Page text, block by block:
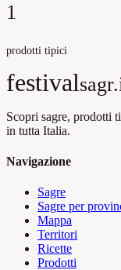
1
prodotti tipici
festival
Scopri sagre, prodotti
in tutta Italia.
Navigazione
Sagre
Sagre per
Mappa
Territori
Ricette
Prodotti